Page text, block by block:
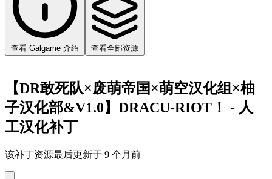
查看 Galgame 介绍 查看全部资源
【DR敢死队×废萌帝国×萌空汉化组×柚
子汉化部&V1.0】DRACU-RIOT！ - 人
工汉化补丁
该补丁资源最后更新于 9 个月前